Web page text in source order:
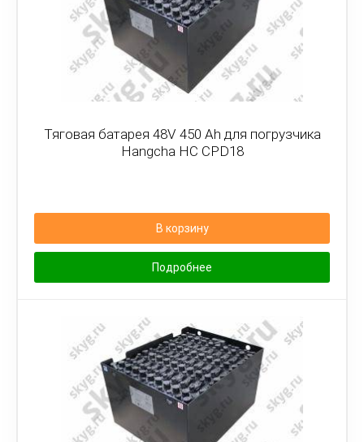
Тяговая батарея 48V 450 Ah для погрузчика
Hangcha HC CPD18
В корзину
Подробнее